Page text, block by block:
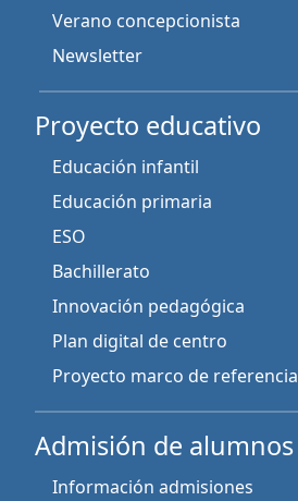
Verano concepcionista
Newsletter
Proyecto educativo
Educación infantil
Educación primaria
ESO
Bachillerato
Innovación pedagógica
Plan digital de centro
Proyecto marco de referencia
Admisión de alumnos
Información admisiones